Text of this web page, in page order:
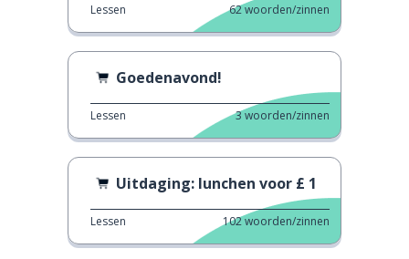
Lessen 62woorden/zinnen
Goedenavond!
Lessen 3woorden/zinnen
Uitdaging: lunchen voor £ 1
Lessen 102woorden/zinnen